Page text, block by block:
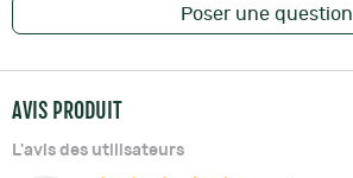
Poser une question
AVIS PRODUIT
L'avis des utilisateurs